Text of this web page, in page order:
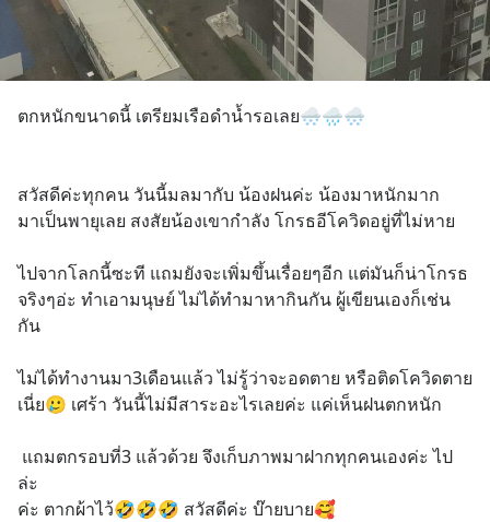
ตกหนักขนาดนี้ เตรียมเรือดำน้ำรอเลย🌨🌧🌨
สวัสดีค่ะทุกคน วันนี้มลมากับ น้องฝนค่ะ น้องมาหนักมาก
มาเป็นพายุเลย สงสัยน้องเขากำลัง โกรธอีโควิดอยู่ที่ไม่หาย
ไปจากโลกนี้ซะที แถมยังจะเพิ่มขึ้นเรื่อยๆอีก แต่มันก็น่าโกรธ
จริงๆอ่ะ ทำเอามนุษย์ ไม่ได้ทำมาหากินกัน ผู้เขียนเองก็เช่น
กัน
ไม่ได้ทำงานมา3เดือนแล้ว ไม่รู้ว่าจะอดตาย หรือติดโควิดตาย
เนี่ย🥲 เศร้า วันนี้ไม่มีสาระอะไรเลยค่ะ แค่เห็นฝนตกหนัก
ล่ะ
ค่ะ ตากผ้าไว้🤣🤣🤣 สวัสดีค่ะ บ๊ายบาย🥰